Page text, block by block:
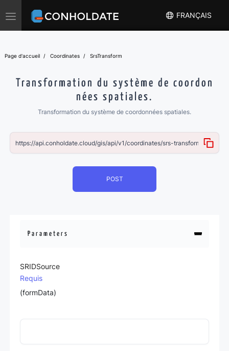
Toggle
navigation
FRANÇAIS
Page d'accueil Coordinates SrsTransform
Transformation du système de coordon
nées spatiales.
Transformation du système de coordonnées spatiales.
POST
Parameters
SRIDSource
Requis
(formData)